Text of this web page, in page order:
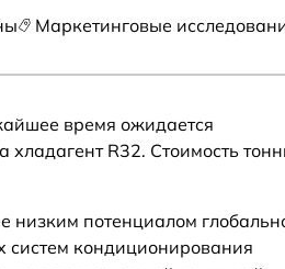
Маркетинговые
время ожидается
хладагент R32. Стоимость
низким потенциалом
систем кондиционирования